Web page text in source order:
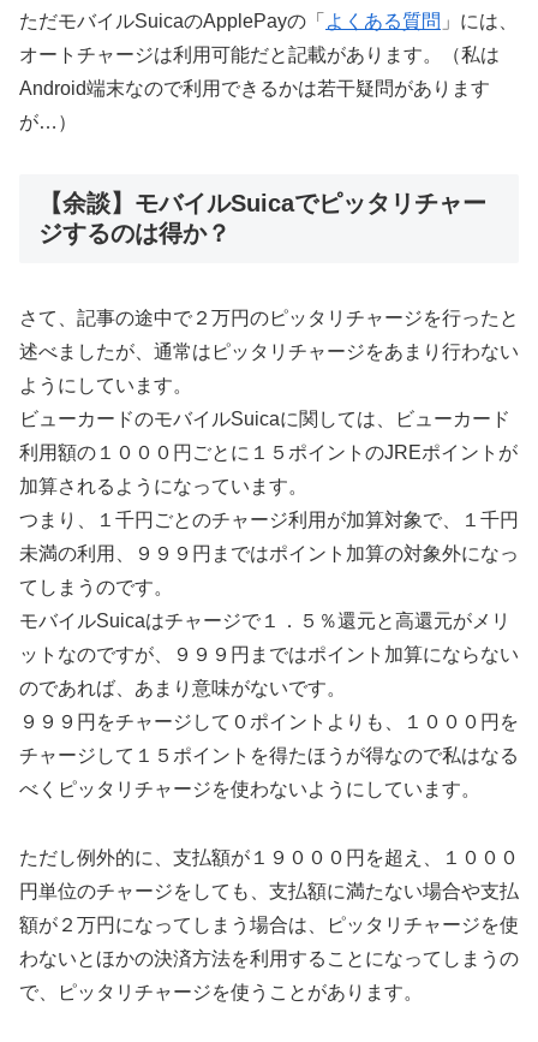
ただモバイルSuicaのApplePayの「 よくある質問 」には、
オートチャージは利用可能だと記載があります。（私は
Android端末なので利用できるかは若干疑問があります
が…）
【余談】モバイルSuicaでピッタリチャー
ジするのは得か？
さて、記事の途中で２万円のピッタリチャージを行ったと
述べましたが、通常はピッタリチャージをあまり行わない
ようにしています。
ビューカードのモバイルSuicaに関しては、ビューカード
利用額の１０００円ごとに１５ポイントのJREポイントが
加算されるようになっています。
つまり、１千円ごとのチャージ利用が加算対象で、１千円
未満の利用、９９９円まではポイント加算の対象外になっ
てしまうのです。
モバイルSuicaはチャージで１．５％還元と高還元がメリ
ットなのですが、９９９円まではポイント加算にならない
のであれば、あまり意味がないです。
９９９円をチャージして０ポイントよりも、１０００円を
チャージして１５ポイントを得たほうが得なので私はなる
べくピッタリチャージを使わないようにしています。
ただし例外的に、支払額が１９０００円を超え、１０００
円単位のチャージをしても、支払額に満たない場合や支払
額が２万円になってしまう場合は、ピッタリチャージを使
わないとほかの決済方法を利用することになってしまうの
で、ピッタリチャージを使うことがあります。